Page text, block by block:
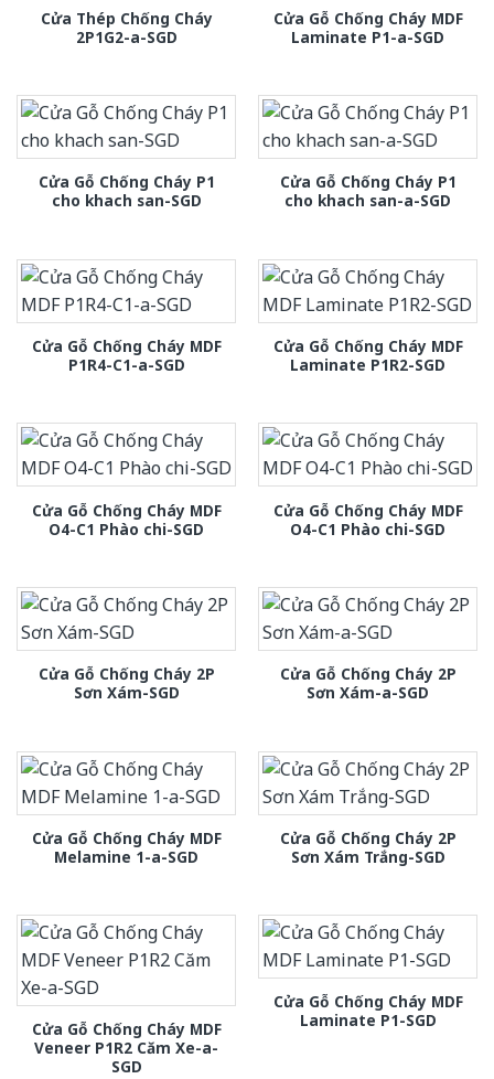
Cửa Thép Chống Cháy
2P1G2-a-SGD
Cửa Gỗ Chống Cháy MDF
Laminate P1-a-SGD
Cửa Gỗ Chống Cháy P1
cho khach san-SGD
Cửa Gỗ Chống Cháy P1
cho khach san-a-SGD
Cửa Gỗ Chống Cháy MDF
P1R4-C1-a-SGD
Cửa Gỗ Chống Cháy MDF
Laminate P1R2-SGD
Cửa Gỗ Chống Cháy MDF
O4-C1 Phào chi-SGD
Cửa Gỗ Chống Cháy MDF
O4-C1 Phào chi-SGD
Cửa Gỗ Chống Cháy 2P
Sơn Xám-SGD
Cửa Gỗ Chống Cháy 2P
Sơn Xám-a-SGD
Cửa Gỗ Chống Cháy MDF
Melamine 1-a-SGD
Cửa Gỗ Chống Cháy 2P
Sơn Xám Trắng-SGD
Cửa Gỗ Chống Cháy MDF
Veneer P1R2 Căm Xe-a-
SGD
Cửa Gỗ Chống Cháy MDF
Laminate P1-SGD